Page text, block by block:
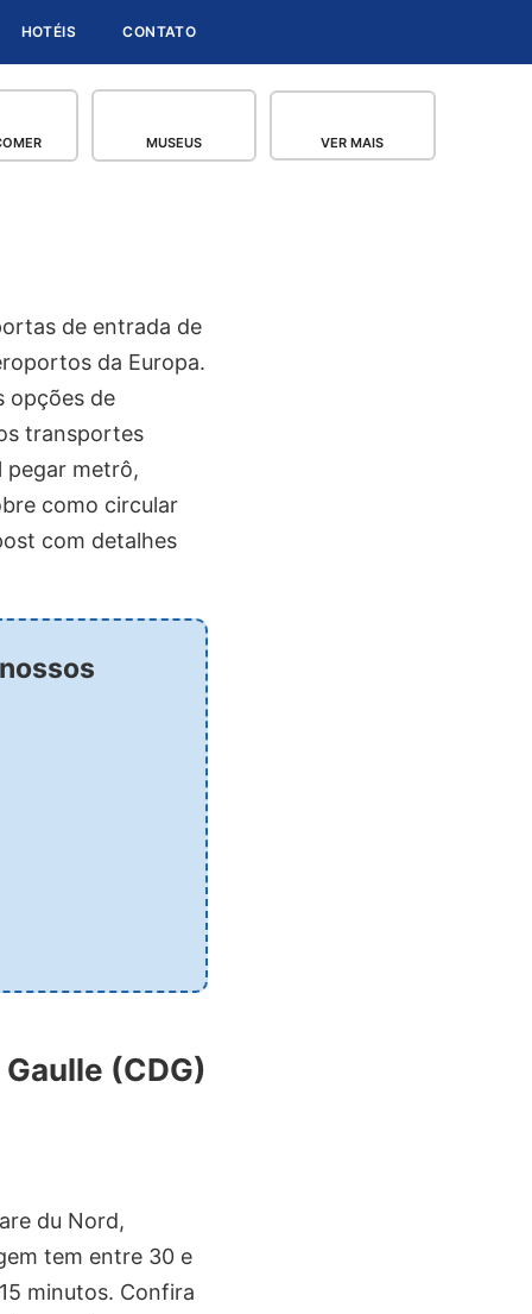
HOTÉIS CONTATO
MUSEUS VER MAIS
de entrada de
da Europa.
opções de
transportes
pegar metrô,
como circular
com detalhes
(CDG)
du Nord,
tem entre 30 e
minutos. Confira